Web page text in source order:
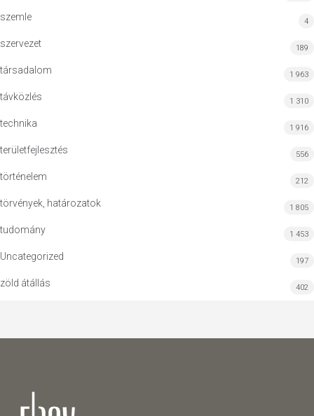
szemle 4
szervezet 189
társadalom 1 963
távközlés 1 310
technika 1 916
területfejlesztés 556
történelem 212
törvények, határozatok 1 805
tudomány 1 453
Uncategorized 197
zöld átállás 402